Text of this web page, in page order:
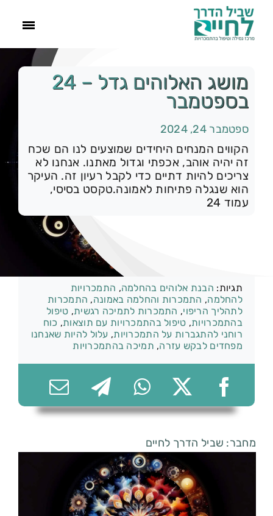
הסיפור שלנו
התמכרויות
תהליך הגמילה
074-7361656
מושג האלוהים גדל – 24
בספטמבר
ספטמבר 24, 2024
הקווים המנחים היחידים שמוצעים לנו הם שכח
זה יהיה אוהב, אכפתי וגדול מאתנו. אנחנו לא
צריכים להיות דתיים כדי לקבל רעיון זה. העיקר
הוא שנגלה פתיחות לאמונה.טקסט בסיסי,
עמוד 24
תגיות: הבנת אלוהים בהחלמה, התמכרויות
להחלמה, התמכרות והחלמה באמונה, התמכרות
לתהליך הריפוי, התמכרות לתמיכה רגשית, טיפול
בהתמכרויות, טיפול בהתמכרויות עם תוצאות, כוח
רוחני להתגברות על התמכרויות, עלול להיות שאנחנו
מפחדים לבקש עזרה, תמיכה בהתמכרויות
מחבר: שביל הדרך לחיים